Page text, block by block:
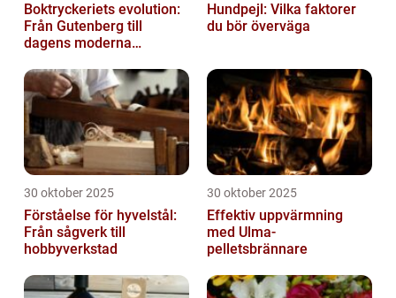
Boktryckeriets evolution:
Från Gutenberg till
dagens moderna
Hundpejl: Vilka faktorer
du bör överväga
30 oktober 2025
Förståelse för hyvelstål:
Från sågverk till
hobbyverkstad
30 oktober 2025
Effektiv uppvärmning
med Ulma-
pelletsbrännare